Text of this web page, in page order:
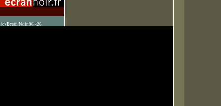
(c) Ecran Noir 96 - 26